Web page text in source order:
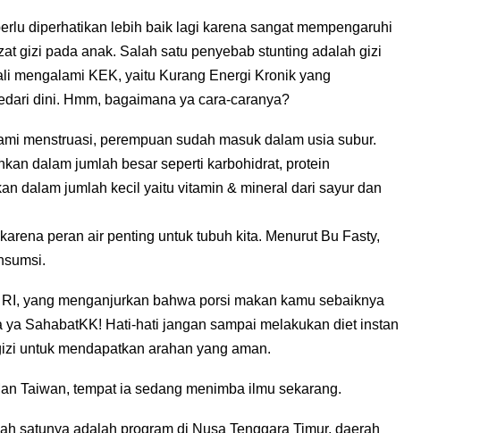
diperhatikan lebih baik lagi karena sangat mempengaruhi
gizi pada anak. Salah satu penyebab stunting adalah gizi
mengalami KEK, yaitu Kurang Energi Kronik yang
dini. Hmm, bagaimana ya cara-caranya?
menstruasi, perempuan sudah masuk dalam usia subur.
dalam jumlah besar seperti karbohidrat, protein
dalam jumlah kecil yaitu vitamin & mineral dari sayur dan
peran air penting untuk tubuh kita. Menurut Bu Fasty,
yang menganjurkan bahwa porsi makan kamu sebaiknya
SahabatKK! Hati-hati jangan sampai melakukan diet instan
untuk mendapatkan arahan yang aman.
Taiwan, tempat ia sedang menimba ilmu sekarang.
satunya adalah program di Nusa Tenggara Timur, daerah